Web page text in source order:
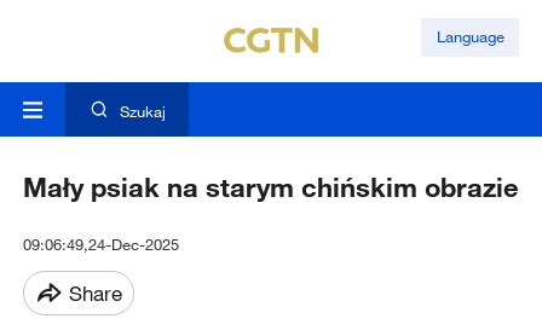
Language
Szukaj
Mały psiak na starym chińskim obrazie
09:06:49,24-Dec-2025
Share